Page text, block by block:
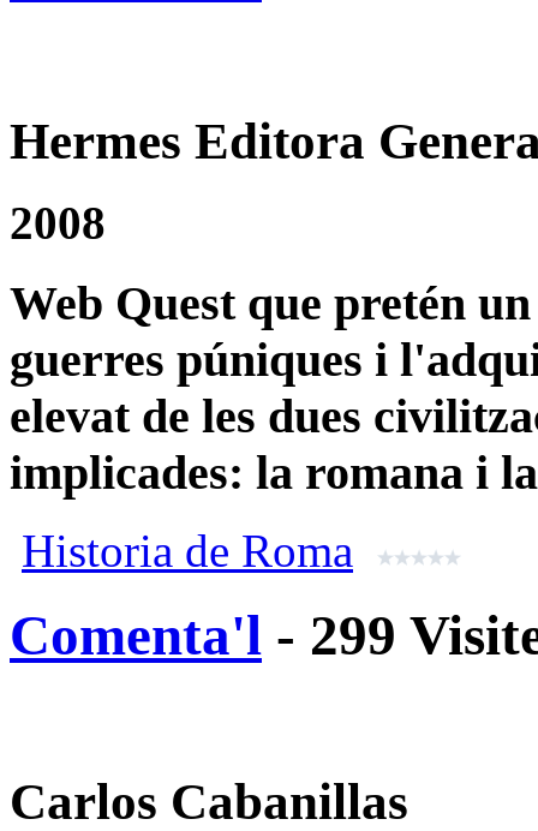
Hermes Editora
2008
Web Quest que pretén
guerres púniques i
elevat de les dues
implicades: la romana i
Historia de Roma
Comenta'l - 299
Carlos Cabanillas